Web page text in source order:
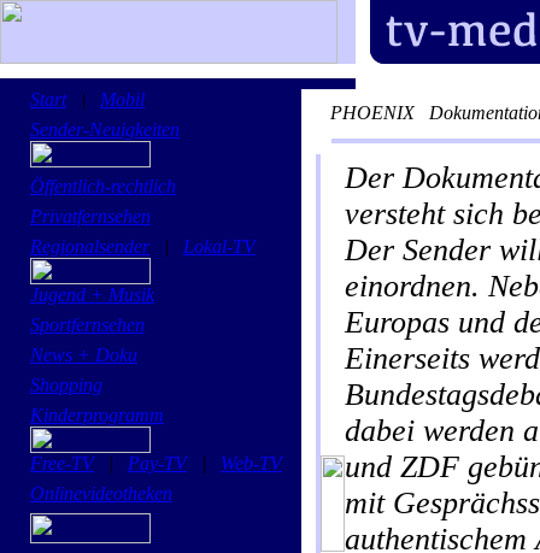
Start| Mobil
Sender-Neuigkeiten
Öffentlich-rechtlich
Privatfernsehen
Regionalsender| Lokal-TV
Jugend + Musik
Sportfernsehen
News + Doku
Shopping
Kinderprogramm
Free-TV| Pay-TV| Web-TV
Onlinevideotheken
PHOENIX
Der
versteht sich
Der Sender
einordnen.
Europas und
Einerseits
dabei werden
und ZDF
mit